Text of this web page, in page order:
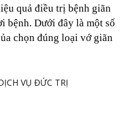
quả điều trị bệnh giãn
bệnh. Dưới đây là một số
chọn đúng loại vớ giãn